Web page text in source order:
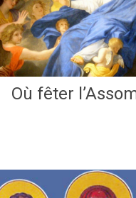
Où fêter